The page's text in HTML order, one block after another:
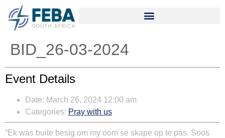
BID_26-03-2024
Event Details
Date: March 26, 2024 12:00 am
Categories: Pray with us
“Ek was buite besig om my oom se skape op te pas. Soos